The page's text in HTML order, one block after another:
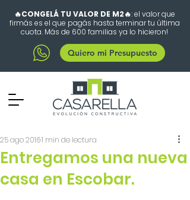
🔥CONGELÁ TU VALOR DE M2🔥: el valor que
firmás es el que pagás hasta terminar tu última
cuota. Más de 600 familias ya lo hicieron!
Quiero mi Presupuesto
Entregamos una nueva
casa en Escobar.
25 ago 20161 min de lectura